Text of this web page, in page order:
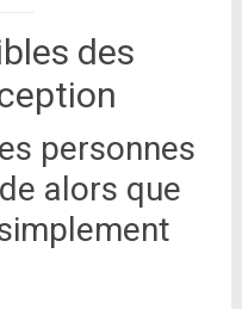
des
personnes
alors que